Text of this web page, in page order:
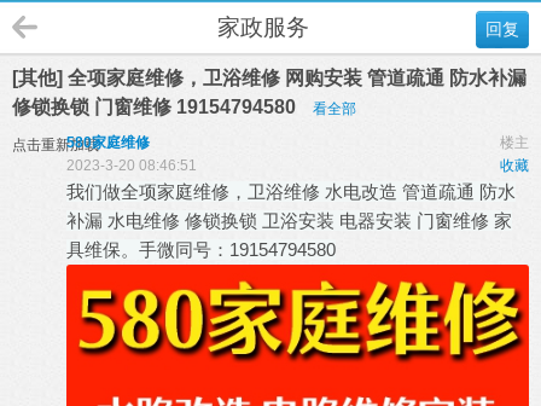
回复
家政服务
[其他] 全项家庭维修，卫浴维修 网购安装 管道疏通 防水补漏
修锁换锁 门窗维修 19154794580
看全部
点击重新加载 楼主
580家庭维修
收藏
2023-3-20 08:46:51
我们做全项家庭维修，卫浴维修 水电改造 管道疏通 防水
补漏 水电维修 修锁换锁 卫浴安装 电器安装 门窗维修 家
具维保。手微同号：19154794580